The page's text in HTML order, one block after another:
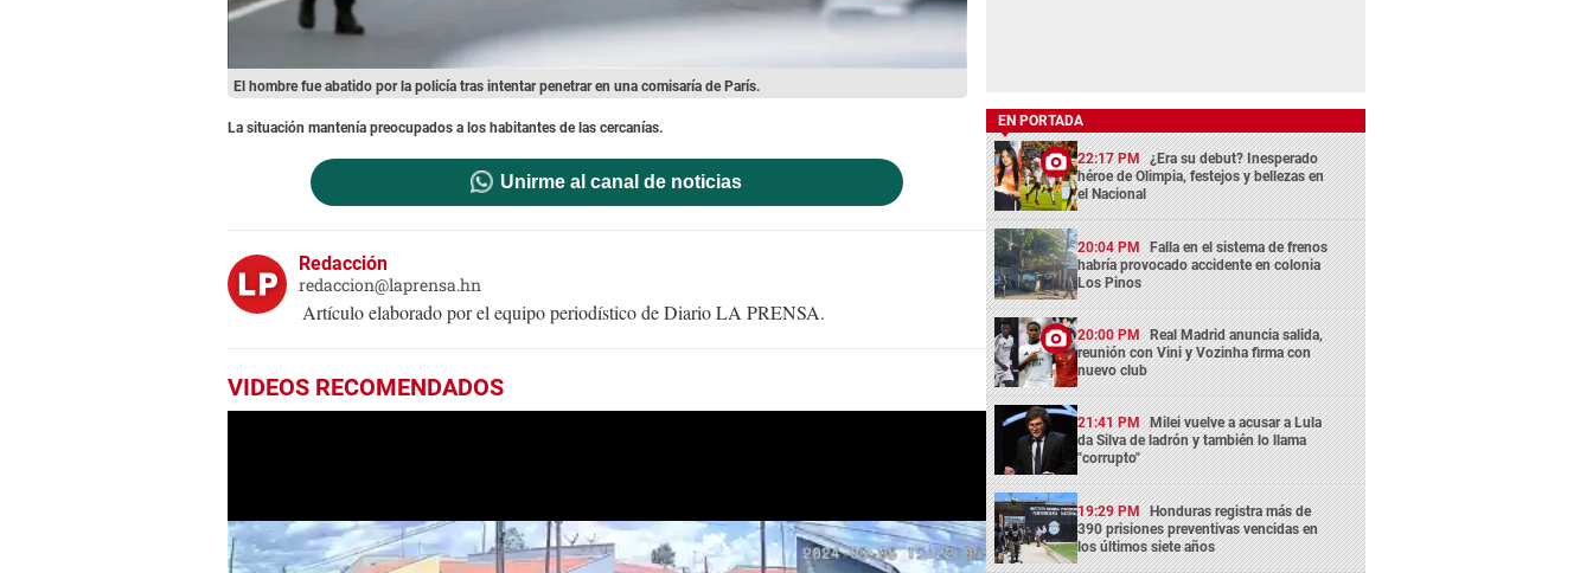
El hombre fue abatido por la policía tras intentar penetrar en una comisaría de París.
La situación mantenía preocupados a los habitantes de las cercanías.
Unirme al canal de noticias
Redacción
redaccion@laprensa.hn
Artículo elaborado por el equipo periodístico de Diario LA PRENSA.
VIDEOS RECOMENDADOS
EN PORTADA
22:17 PM ¿Era su debut? Inesperado
héroe de Olimpia, festejos y bellezas en
el Nacional
20:04 PM Falla en el sistema de frenos
habría provocado accidente en colonia
Los Pinos
20:00 PM Real Madrid anuncia salida,
reunión con Vini y Vozinha firma con
nuevo club
21:41 PM Milei vuelve a acusar a Lula
da Silva de ladrón y también lo llama
"corrupto"
19:29 PM Honduras registra más de
390 prisiones preventivas vencidas en
los últimos siete años